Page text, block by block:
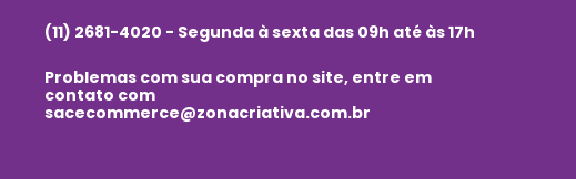
(11) 2681-4020 - Segunda à sexta das 09h até às 17h
Problemas com sua compra no site, entre em
contato com
sacecommerce@zonacriativa.com.br